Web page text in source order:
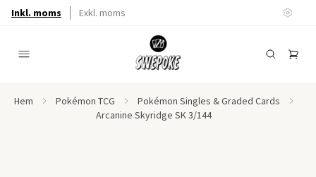
Inkl. moms Exkl. moms
Hem Pokémon TCG
Pokémon Singles & Graded Cards
Arcanine Skyridge SK 3/144